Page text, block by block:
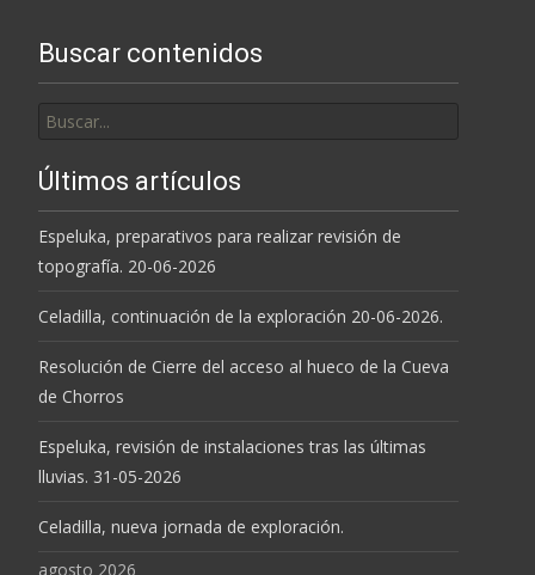
entradas
Buscar contenidos
por:
Últimos artículos
Espeluka, preparativos para realizar revisión de
topografía. 20-06-2026
Celadilla, continuación de la exploración 20-06-2026.
Resolución de Cierre del acceso al hueco de la Cueva
de Chorros
Espeluka, revisión de instalaciones tras las últimas
lluvias. 31-05-2026
Celadilla, nueva jornada de exploración.
agosto 2026